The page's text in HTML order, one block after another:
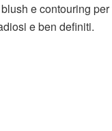
e contouring
e ben definiti.